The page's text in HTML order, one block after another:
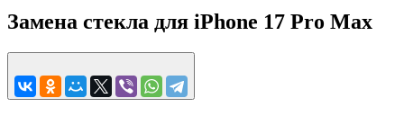
Замена стекла для iPhone 17 Pro Max